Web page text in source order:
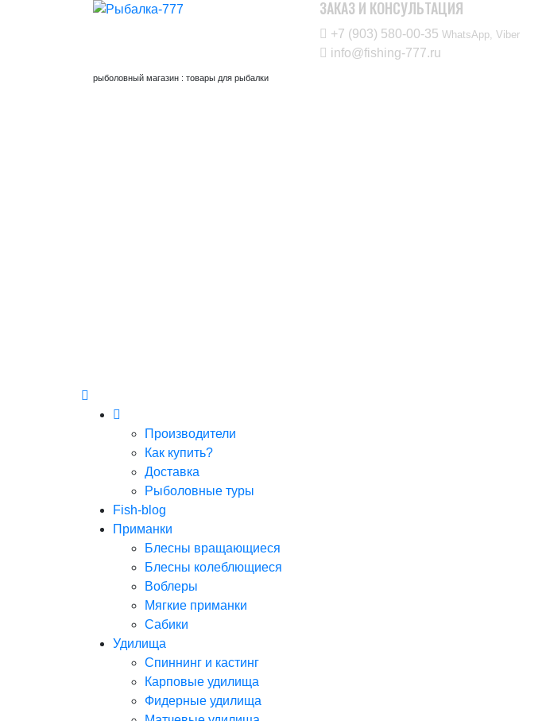
рыболовный магазин : товары для рыбалки
ЗАКАЗ И КОНСУЛЬТАЦИЯ
+7 (903) 580-00-35‬ WhatsApp, Viber
info@fishing-777.ru
Производители
Как купить?
Доставка
Рыболовные туры
Fish-blog
Приманки
Блесны вращающиеся
Блесны колеблющиеся
Воблеры
Мягкие приманки
Сабики
Удилища
Спиннинг и кастинг
Карповые удилища
Фидерные удилища